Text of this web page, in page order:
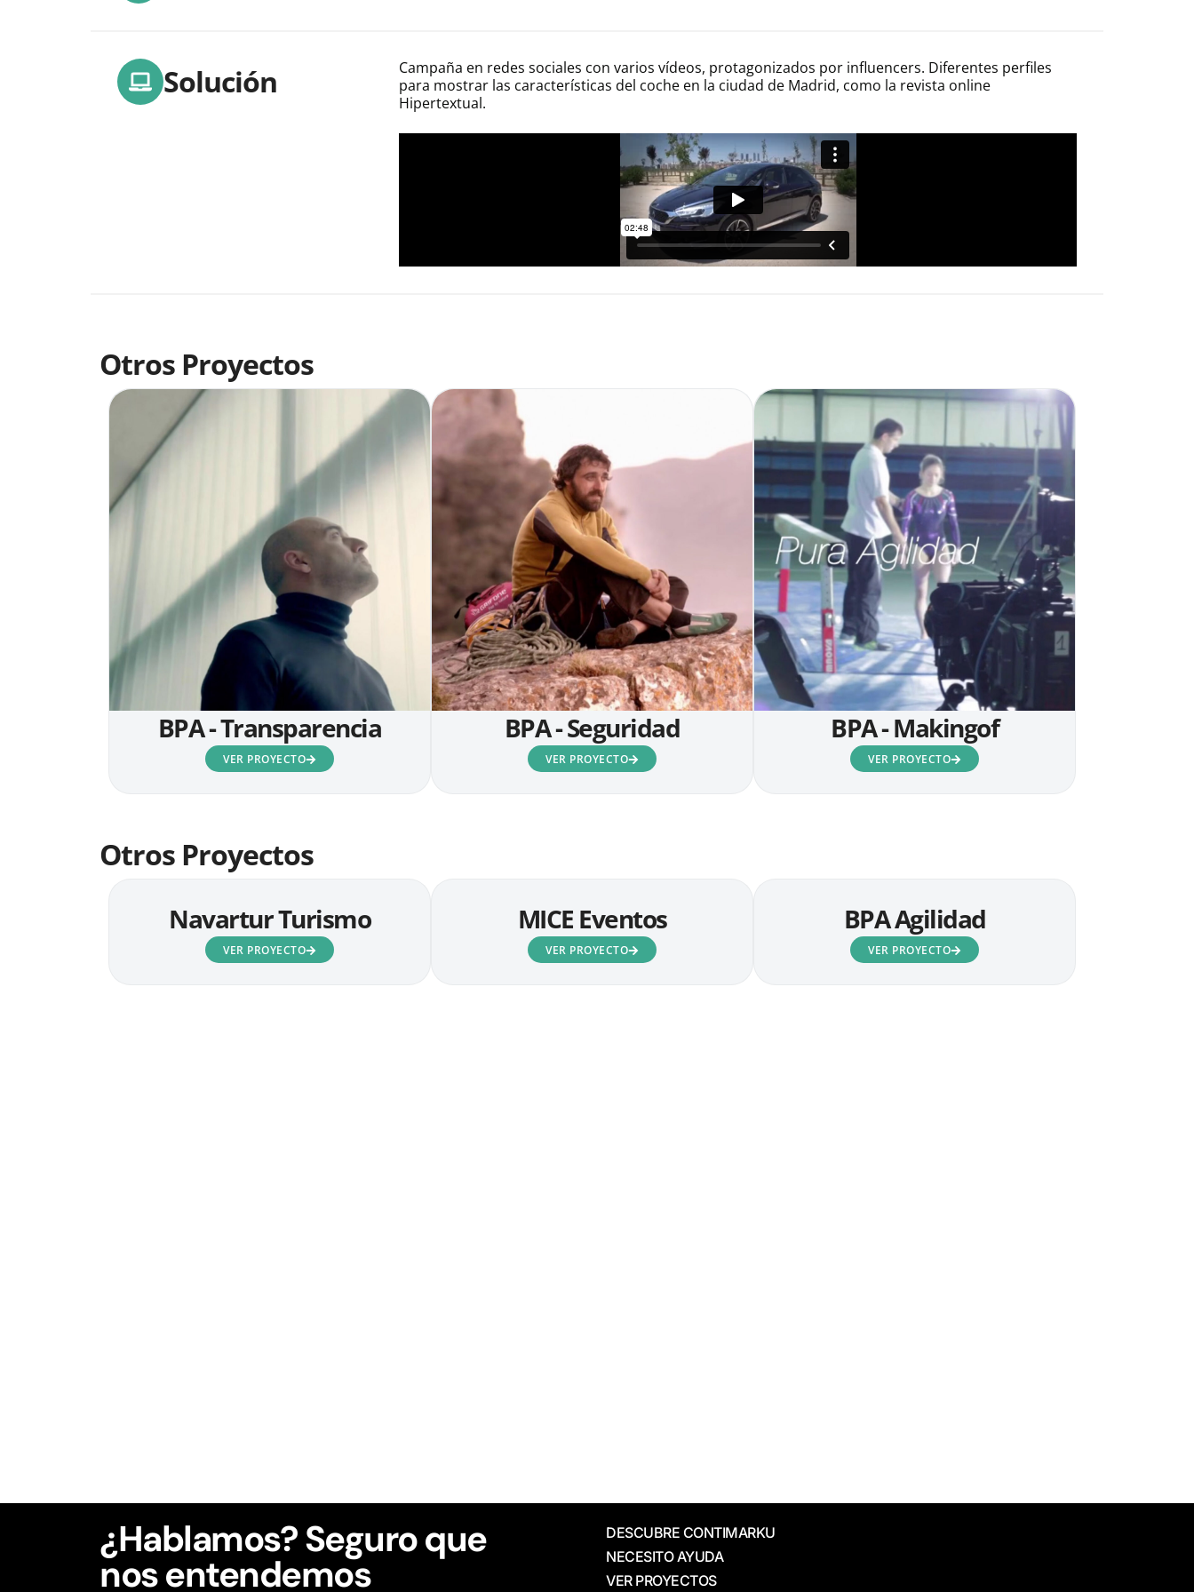
Solución
Campaña en redes sociales con varios vídeos, protagonizados por influencers. Diferentes perfiles
para mostrar las características del coche en la ciudad de Madrid, como la revista online
Hipertextual.
Otros Proyectos
BPA - Transparencia
VER PROYECTO
BPA - Seguridad
VER PROYECTO
BPA - Makingof
VER PROYECTO
Otros Proyectos
Navartur Turismo
VER PROYECTO
MICE Eventos
VER PROYECTO
BPA Agilidad
VER PROYECTO
¿Hablamos? Seguro que
nos entendemos
DESCUBRE CONTIMARKU
NECESITO AYUDA
VER PROYECTOS